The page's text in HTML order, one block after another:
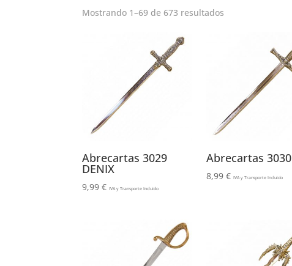
Mostrando 1–69 de 673 resultados
Abrecartas 3029
DENIX
9,99€ IVA y Transporte Incluido
Abrecartas 3030
8,99 € IVA y Transporte Incluido